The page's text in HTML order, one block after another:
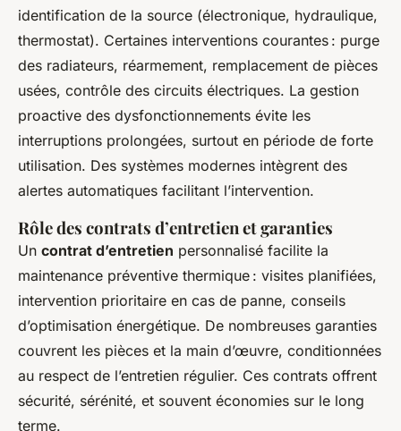
identification de la source (électronique, hydraulique,
thermostat). Certaines interventions courantes : purge
des radiateurs, réarmement, remplacement de pièces
usées, contrôle des circuits électriques. La gestion
proactive des dysfonctionnements évite les
interruptions prolongées, surtout en période de forte
utilisation. Des systèmes modernes intègrent des
alertes automatiques facilitant l’intervention.
Rôle des contrats d’entretien et garanties
Un contrat d’entretien personnalisé facilite la
maintenance préventive thermique : visites planifiées,
intervention prioritaire en cas de panne, conseils
d’optimisation énergétique. De nombreuses garanties
couvrent les pièces et la main d’œuvre, conditionnées
au respect de l’entretien régulier. Ces contrats offrent
sécurité, sérénité, et souvent économies sur le long
terme.